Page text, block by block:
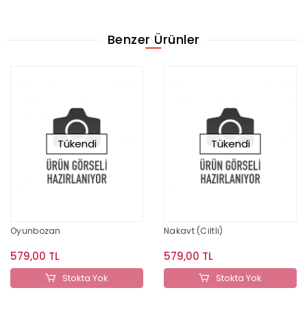
Benzer Ürünler
Tükendi
Oyunbozan
579,00 TL
Stokta Yok
Tükendi
Nakavt (Ciltli)
579,00 TL
Stokta Yok